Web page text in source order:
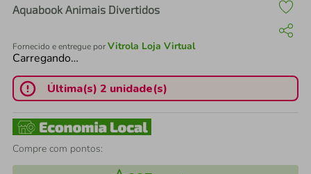
Aquabook Animais Divertidos
Fornecido e entregue porVitrola Loja Virtual
Carregando…
Última(s) 2 unidade(s)
Compre com pontos: